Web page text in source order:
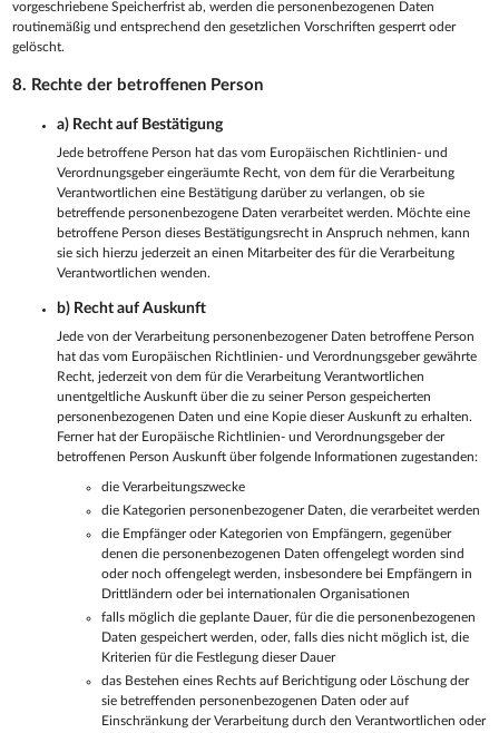
vorgeschriebene Speicherfrist ab, werden die personenbezogenen Daten
routinemäßig und entsprechend den gesetzlichen Vorschriften gesperrt oder
gelöscht.
8. Rechte der betroffenen Person
a) Recht auf Bestätigung
Jede betroffene Person hat das vom Europäischen Richtlinien- und
Verordnungsgeber eingeräumte Recht, von dem für die Verarbeitung
Verantwortlichen eine Bestätigung darüber zu verlangen, ob sie
betreffende personenbezogene Daten verarbeitet werden. Möchte eine
betroffene Person dieses Bestätigungsrecht in Anspruch nehmen, kann
sie sich hierzu jederzeit an einen Mitarbeiter des für die Verarbeitung
Verantwortlichen wenden.
b) Recht auf Auskunft
Jede von der Verarbeitung personenbezogener Daten betroffene Person
hat das vom Europäischen Richtlinien- und Verordnungsgeber gewährte
Recht, jederzeit von dem für die Verarbeitung Verantwortlichen
unentgeltliche Auskunft über die zu seiner Person gespeicherten
personenbezogenen Daten und eine Kopie dieser Auskunft zu erhalten.
Ferner hat der Europäische Richtlinien- und Verordnungsgeber der
betroffenen Person Auskunft über folgende Informationen zugestanden:
die Verarbeitungszwecke
die Kategorien personenbezogener Daten, die verarbeitet werden
die Empfänger oder Kategorien von Empfängern, gegenüber
denen die personenbezogenen Daten offengelegt worden sind
oder noch offengelegt werden, insbesondere bei Empfängern in
Drittländern oder bei internationalen Organisationen
falls möglich die geplante Dauer, für die die personenbezogenen
Daten gespeichert werden, oder, falls dies nicht möglich ist, die
Kriterien für die Festlegung dieser Dauer
das Bestehen eines Rechts auf Berichtigung oder Löschung der
sie betreffenden personenbezogenen Daten oder auf
Einschränkung der Verarbeitung durch den Verantwortlichen oder